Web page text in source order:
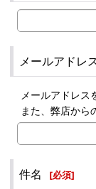
メールアドレ
メールアドレス
また、弊店から
件名 [必須]